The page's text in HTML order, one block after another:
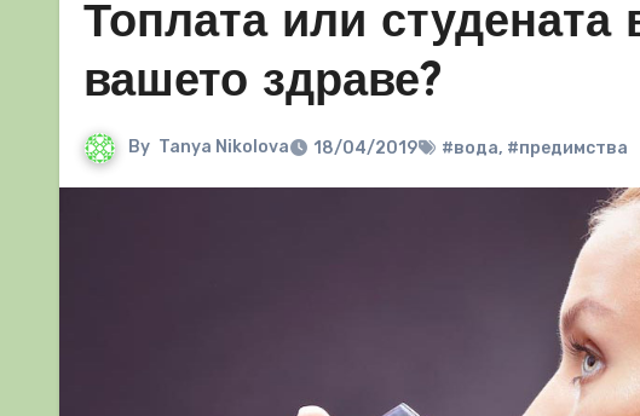
Топлата или студената
вашето здраве?
By Tanya Nikolova 18/04/2019 #вода, #предимства